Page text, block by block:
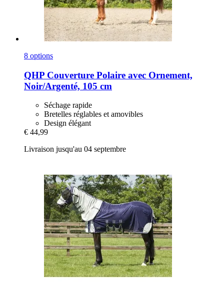
8 options
QHP Couverture Polaire avec Ornement,
Noir/Argenté, 105 cm
Séchage rapide
Bretelles réglables et amovibles
Design élégant
€ 44,99
Livraison jusqu'au 04 septembre